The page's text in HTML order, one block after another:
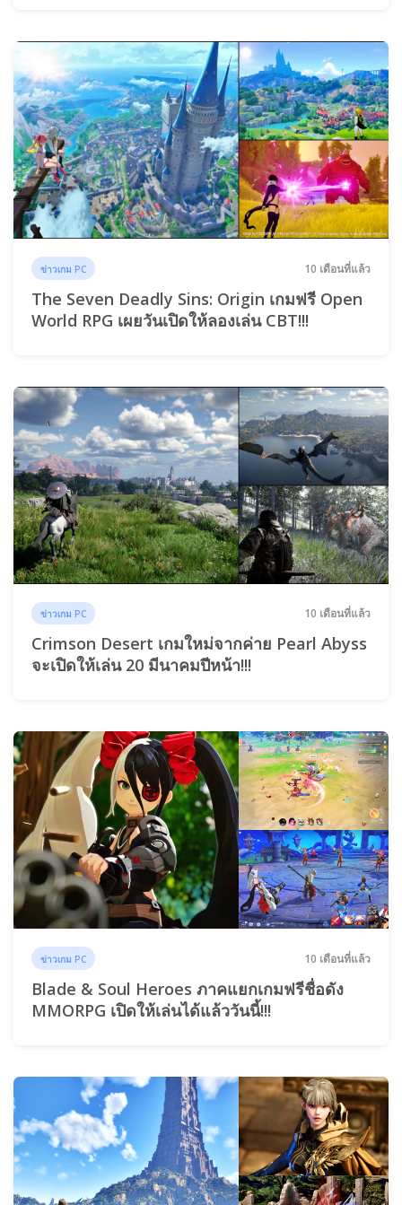
ข่าวเกม PC 10 เดือนที่แล้ว
The Seven Deadly Sins: Origin เกมฟรี Open
World RPG เผยวันเปิดให้ลองเล่น CBT!!!
ข่าวเกม PC 10 เดือนที่แล้ว
Crimson Desert เกมใหม่จากค่าย Pearl Abyss
จะเปิดให้เล่น 20 มีนาคมปีหน้า!!!
ข่าวเกม PC 10 เดือนที่แล้ว
Blade & Soul Heroes ภาคแยกเกมฟรีชื่อดัง
MMORPG เปิดให้เล่นได้แล้ววันนี้!!!